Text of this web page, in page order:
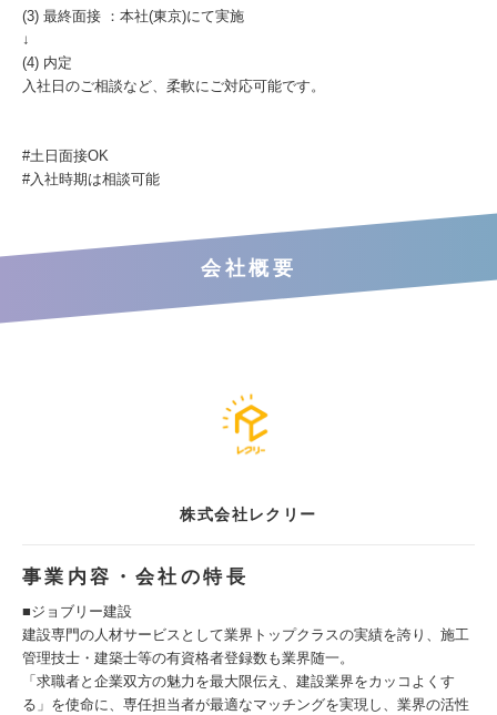
(3) 最終面接 ：本社(東京)にて実施
↓
(4) 内定
入社日のご相談など、柔軟にご対応可能です。
#土日面接OK
#入社時期は相談可能
会社概要
株式会社レクリー
事業内容・会社の特長
■ジョブリー建設
建設専門の人材サービスとして業界トップクラスの実績を誇り、施工
管理技士・建築士等の有資格者登録数も業界随一。
「求職者と企業双方の魅力を最大限伝え、建設業界をカッコよくす
る」を使命に、専任担当者が最適なマッチングを実現し、業界の活性